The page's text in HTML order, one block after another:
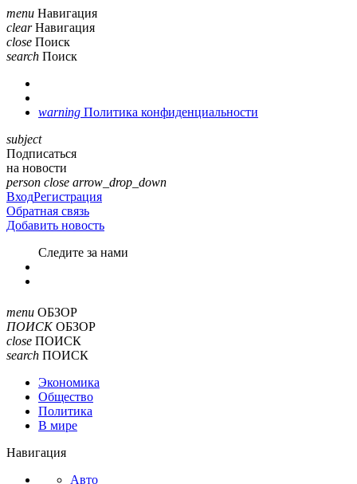
menu Навигация
clear Навигация
close Поиск
search Поиск
warning Политика конфиденциальности
subject
Подписаться
на новости
person close arrow_drop_down
ВходРегистрация
Обратная связь
Добавить новость
Cледите за нами
menu ОБЗОР
ПОИСК ОБЗОР
close ПОИСК
search ПОИСК
Экономика
Общество
Политика
В мире
Навигация
Авто